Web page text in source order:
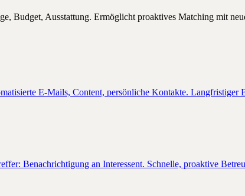
Budget, Ausstattung. Ermöglicht proaktives Matching mit
E-Mails, Content, persönliche Kontakte. Langfristiger
Benachrichtigung an Interessent. Schnelle, proaktive